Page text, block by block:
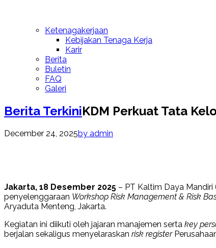
Ketenagakerjaan
Kebijakan Tenaga Kerja
Karir
Berita
Buletin
FAQ
Galeri
Berita TerkiniKDM Perkuat Tata
December 24, 2025by admin
Jakarta, 18 Desember 2025 – PT Kaltim Daya
penyelenggaraan Workshop Risk Management & Risk
Aryaduta Menteng, Jakarta.
Kegiatan ini diikuti oleh jajaran manajemen serta key
berjalan sekaligus menyelaraskan risk register